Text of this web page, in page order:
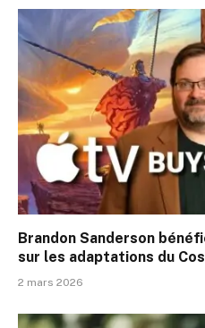
Brandon Sanderson
sur les adaptations du
2 mars 2026